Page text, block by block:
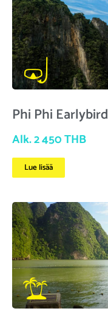
Phi Phi Earlybird
Alk. 2 450 THB
Lue lisää